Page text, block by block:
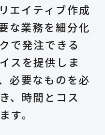
エイティブ作成
な業務を細分化
で発注できる
スを提供しま
必要なものを必
、時間とコス
す。